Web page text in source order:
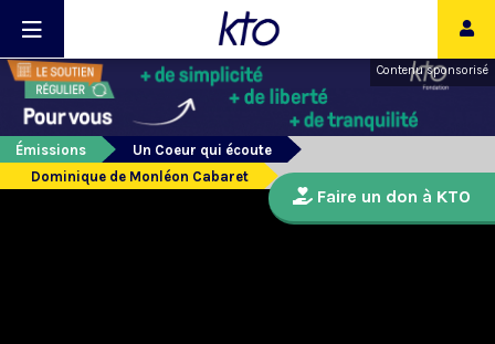
Contenu sponsorisé
Émissions
Un Coeur qui écoute
Dominique de Monléon Cabaret
Faire un don à KTO